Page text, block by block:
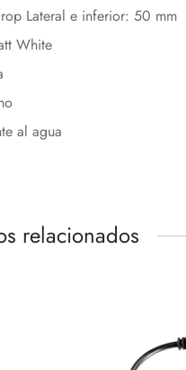
Lateral e inferior: 50 mm
White
al agua
relacionados